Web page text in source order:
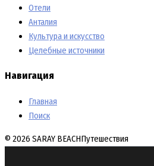
Отели
Анталия
Культура и искусство
Целебные источники
Навигация
Главная
Поиск
© 2026 SARAY BEACHПутешествия